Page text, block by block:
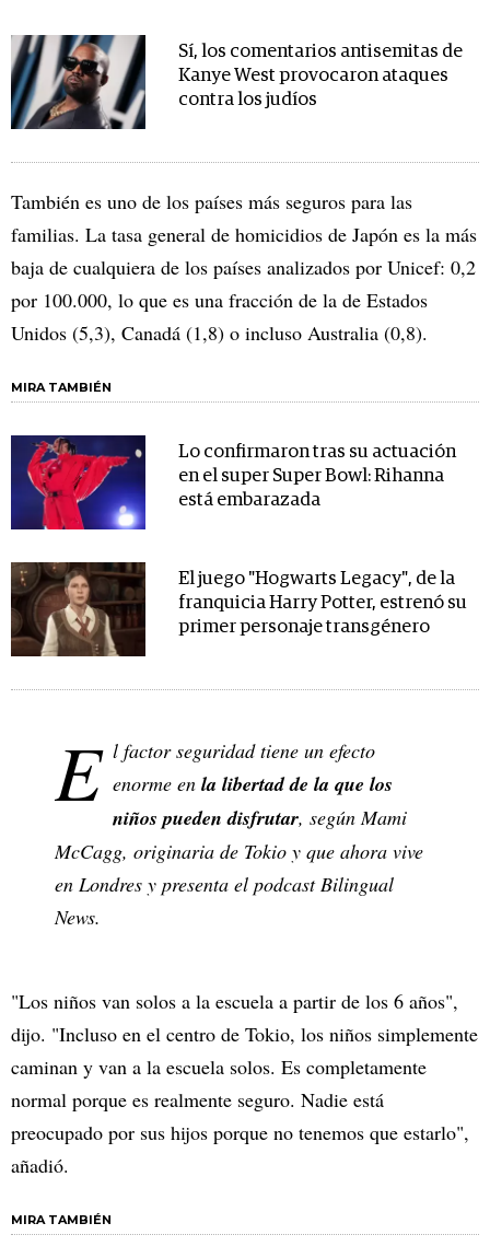
Sí, los comentarios antisemitas de
Kanye West provocaron ataques
contra los judíos
También es uno de los países más seguros para las
familias. La tasa general de homicidios de Japón es la más
baja de cualquiera de los países analizados por Unicef: 0,2
por 100.000, lo que es una fracción de la de Estados
Unidos (5,3), Canadá (1,8) o incluso Australia (0,8).
MIRA TAMBIÉN
Lo confirmaron tras su actuación
en el super Super Bowl: Rihanna
está embarazada
El juego "Hogwarts Legacy", de la
franquicia Harry Potter, estrenó su
primer personaje transgénero
E l factor seguridad tiene un efecto
enorme en la libertad de la que los
niños pueden disfrutar, según Mami
McCagg, originaria de Tokio y que ahora vive
en Londres y presenta el podcast Bilingual
News.
"Los niños van solos a la escuela a partir de los 6 años",
dijo. "Incluso en el centro de Tokio, los niños simplemente
caminan y van a la escuela solos. Es completamente
normal porque es realmente seguro. Nadie está
preocupado por sus hijos porque no tenemos que estarlo",
añadió.
MIRA TAMBIÉN